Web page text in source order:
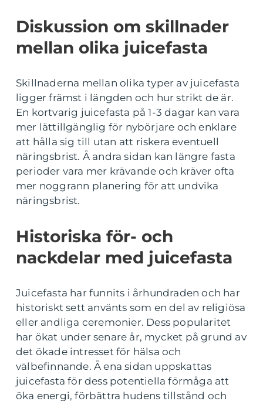
Diskussion om skillnader
mellan olika juicefasta
Skillnaderna mellan olika typer av juicefasta
ligger främst i längden och hur strikt de är.
En kortvarig juicefasta på 1-3 dagar kan vara
mer lättillgänglig för nybörjare och enklare
att hålla sig till utan att riskera eventuell
näringsbrist. Å andra sidan kan längre fasta
perioder vara mer krävande och kräver ofta
mer noggrann planering för att undvika
näringsbrist.
Historiska för- och
nackdelar med juicefasta
Juicefasta har funnits i århundraden och har
historiskt sett använts som en del av religiösa
eller andliga ceremonier. Dess popularitet
har ökat under senare år, mycket på grund av
det ökade intresset för hälsa och
välbefinnande. Å ena sidan uppskattas
juicefasta för dess potentiella förmåga att
öka energi, förbättra hudens tillstånd och